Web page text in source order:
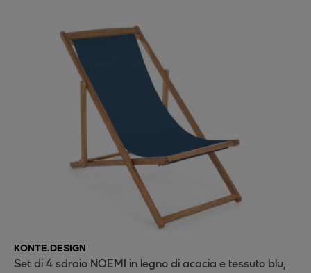
KONTE.DESIGN
Set di 4 sdraio NOEMI in legno di acacia e tessuto blu,